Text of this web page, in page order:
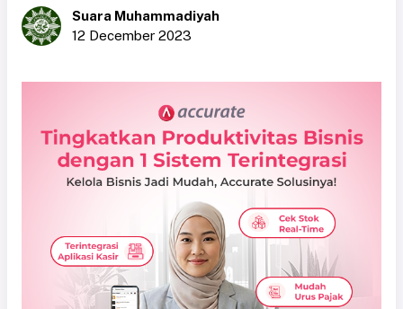
Suara Muhammadiyah
12 December 2023